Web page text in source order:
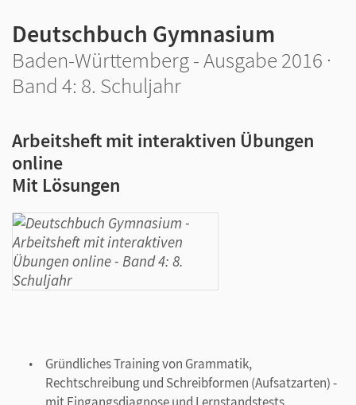
Deutschbuch Gymnasium
Baden-Württemberg - Ausgabe 2016 ·
Band 4: 8. Schuljahr
Arbeitsheft mit interaktiven Übungen
online
Mit Lösungen
Gründliches Training von Grammatik,
Rechtschreibung und Schreibformen (Aufsatzarten) -